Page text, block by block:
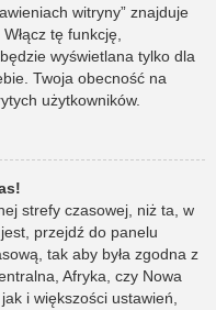
witryny” znajduje
. Włącz tę funkcję,
wyświetlana tylko dla
Twoja obecność na
użytkowników.
strefy czasowej, niż ta, w
przejdź do panelu
tak aby była zgodna z
Afryka, czy Nowa
i większości ustawień,